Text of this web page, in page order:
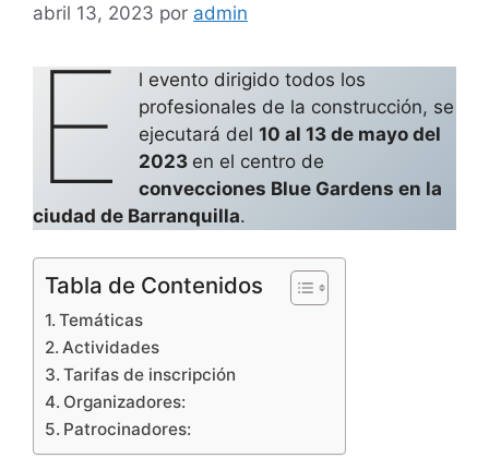
abril 13, 2023 por admin
E
l evento dirigido todos los
profesionales de la construcción, se
ejecutará del10 al 13 de mayo del
2023 en el centro de
convecciones Blue Gardens en la
ciudad de Barranquilla.
Tabla de Contenidos
Temáticas
Actividades
Tarifas de inscripción
Organizadores:
Patrocinadores: